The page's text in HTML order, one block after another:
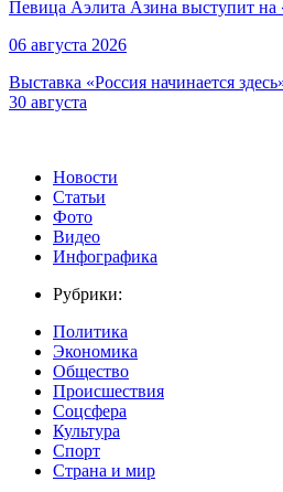
Певица Аэлита Азина выступит на
06 августа 2026
Выставка «Россия начинается
30 августа
Новости
Статьи
Фото
Видео
Инфографика
Рубрики:
Политика
Экономика
Общество
Происшествия
Соцсфера
Культура
Спорт
Страна и мир